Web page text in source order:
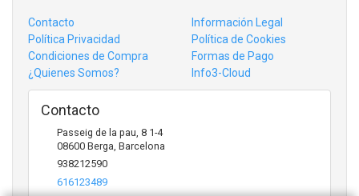
Contacto
Información Legal
Política Privacidad
Política de Cookies
Condiciones de Compra
Formas de Pago
¿Quienes Somos?
Info3-Cloud
Contacto
Passeig de la pau, 8 1-4
08600 Berga Barcelona
938212590
616123489